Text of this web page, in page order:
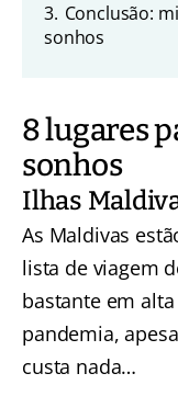
3. Conclusão:
sonhos
8 lugares
sonhos
Ilhas
As Maldivas
lista de viagem
bastante em
pandemia,
custa nada…